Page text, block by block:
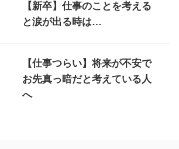
【新卒】仕事のことを考える
と涙が出る時は…
【仕事つらい】将来が不安で
お先真っ暗だと考えている人
へ